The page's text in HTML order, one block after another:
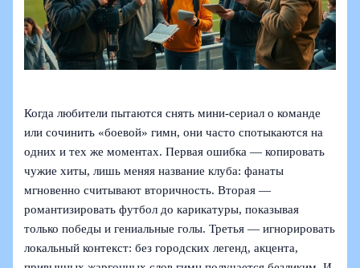
Когда любители пытаются снять мини‑сериал о команде
или сочинить «боевой» гимн, они часто спотыкаются на
одних и тех же моментах. Первая ошибка — копировать
чужие хиты, лишь меняя название клуба: фанаты
мгновенно считывают вторичность. Вторая —
романтизировать футбол до карикатуры, показывая
только победы и гениальные голы. Третья — игнорировать
локальный контекст: без городских легенд, акцента,